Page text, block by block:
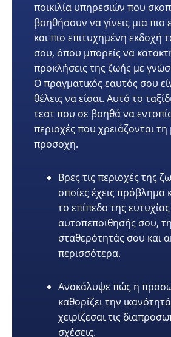
ποικιλία υπηρεσιών που
βοηθήσουν να γίνεις μια πιο
και πιο επιτυχημένη εκδοχή
σου, όπου μπορείς να
προκλήσεις της ζωής με
Ο πραγματικός εαυτός σου
θέλεις να είσαι. Αυτό το
τεστ που σε βοηθά να
περιοχές που χρειάζονται
προσοχή.
Βρες τις περιοχές της
οποίες έχεις πρόβλημα
το επίπεδο της
αυτοπεποίθησής σου,
σταθερότητάς σου και
περισσότερα.
Ανακάλυψε πώς η
καθορίζει την
χειρίζεσαι τις
σχέσεις.